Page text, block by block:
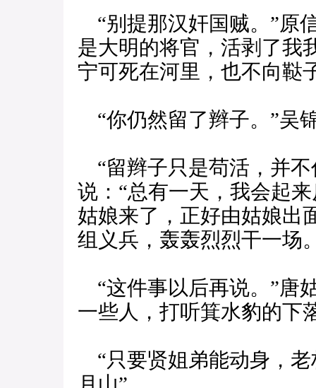
“别提那汉奸国贼。”原
是大明的将官，活剥了我
宁可死在河里，也不向鞑
“你仍然留了辫子。”吴
“留辫子只是苟活，并不
说：“总有一天，我会起
姑娘来了，正好由姑娘出
组义兵，轰轰烈烈干一场
“这件事以后再说。”唐
一些人，打听箕水豹的下
“只要贤姐弟能动身，